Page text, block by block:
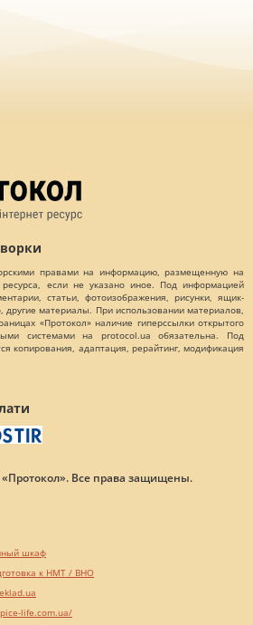
правами на информацию, размещенную на
если не указано иное. Под информацией
статьи, фотоизображения, рисунки, ящик-
материалы. При использовании материалов,
«Протокол» наличие гиперссылки открытого
системами на protocol.ua обязательна. Под
копирования, адаптация, рерайтинг, модификация
Все права защищены.
шкаф
к НМТ / ВНО
life.com.ua/